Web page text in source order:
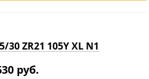
30 ZR21 105Y XL N1
руб.